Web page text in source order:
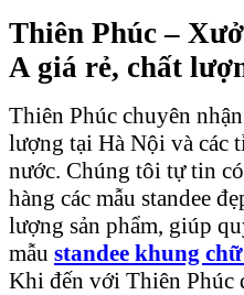
Thiên Phúc –
A giá rẻ, chất
Thiên Phúc chuyên
lượng tại Hà Nội và các
nước. Chúng tôi tự tin
hàng các mẫu standee
lượng sản phẩm, giúp
mẫu standee khung
Khi đến với Thiên Phúc